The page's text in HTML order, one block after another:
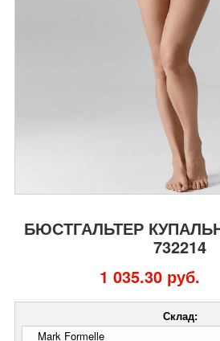
БЮСТГАЛЬТЕР
732214
1 035.30 руб.
Склад: